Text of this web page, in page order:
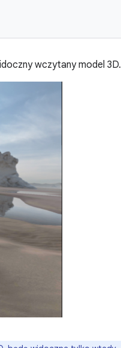
wczytany model 3D.